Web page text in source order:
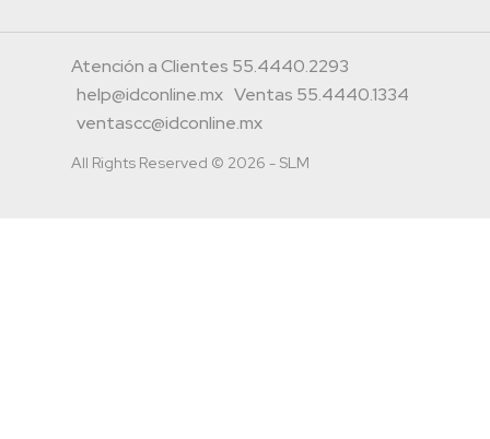
Atención a Clientes 55.4440.2293
help@idconline.mx Ventas 55.4440.1334
ventascc@idconline.mx
All Rights Reserved © 2026 - SLM